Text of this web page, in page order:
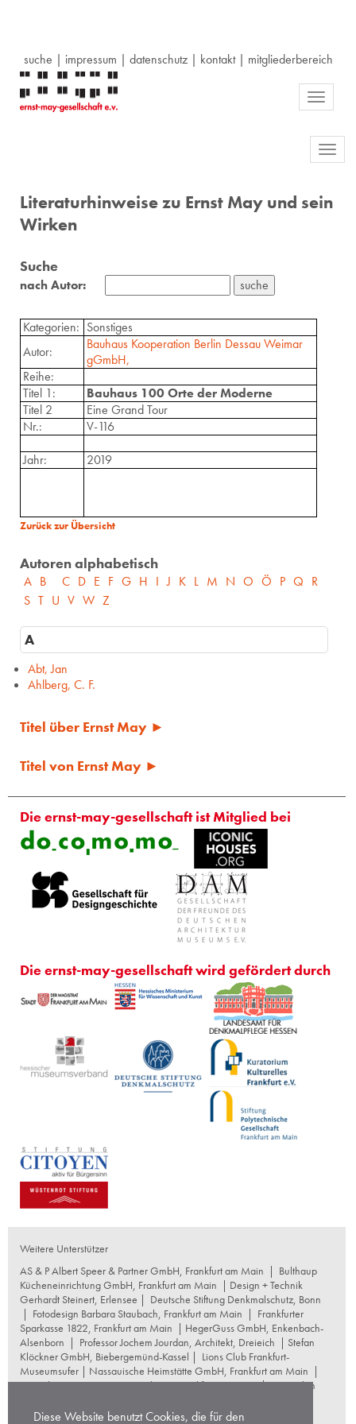
Diese Website benutzt Cookies, die für den
suche | impressum | datenschutz| kontakt| mitgliederbereich
Toggle
Literaturhinweise zu Ernst May und sein
Wirken
Suche
nach Autor:
Kategorien: Sonstiges
Autor:
Bauhaus Kooperation Berlin Dessau Weimar
gGmbH,
Reihe:
Titel 1:
Bauhaus 100 Orte der Moderne
Titel 2
Eine Grand Tour
Nr.:
V-116
Jahr:
2019
Zurück zur Übersicht
Autoren alphabetisch
A B C D E F G H I J K L M N O Ö P Q R
S T U V W Z
A
Abt, Jan
Ahlberg, C. F.
Titel über Ernst May ►
Titel von Ernst May ►
Die ernst-may-gesellschaft ist Mitglied bei
Die ernst-may-gesellschaft wird gefördert durch
Weitere Unterstützer
AS & P Albert Speer & Partner GmbH, Frankfurt am Main | Bulthaup
Kücheneinrichtung GmbH, Frankfurt am Main | Design + Technik
Gerhardt Steinert, Erlensee | Deutsche Stiftung Denkmalschutz, Bonn
| Fotodesign Barbara Staubach, Frankfurt am Main | Frankfurter
Sparkasse 1822, Frankfurt am Main | HegerGuss GmbH, Enkenbach-
Alsenborn | Professor Jochem Jourdan, Architekt, Dreieich | Stefan
Klöckner GmbH, Biebergemünd-Kassel | Lions Club Frankfurt-
Museumsufer | Nassauische Heimstätte GmbH, Frankfurt am Main |
Naumburg Restaurierungswerkstatt, Frankfurt am Main|Reproplan
Landschaftsbau GmbH+Co KG, Frankfurt am Main|